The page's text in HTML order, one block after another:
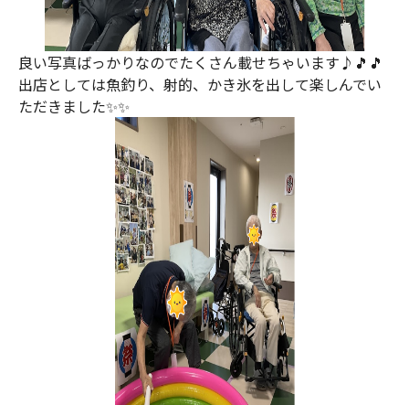
良い写真ばっかりなのでたくさん載せちゃいます♪🎵🎵
出店としては魚釣り、射的、かき氷を出して楽しんでい
ただきました✨✨